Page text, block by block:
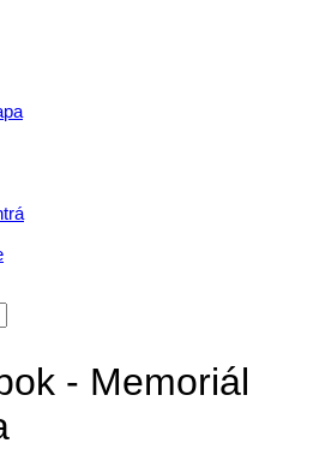
- Memoriál